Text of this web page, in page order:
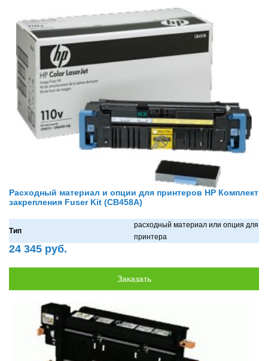
Расходный материал и опции для принтеров HP Комплект
закрепления Fuser Kit (CB458A)
Тип
рaсходный мaтериaл или опция для
принтерa
24 345 руб.